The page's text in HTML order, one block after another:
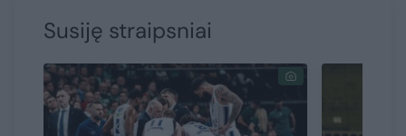
Susiję straipsniai